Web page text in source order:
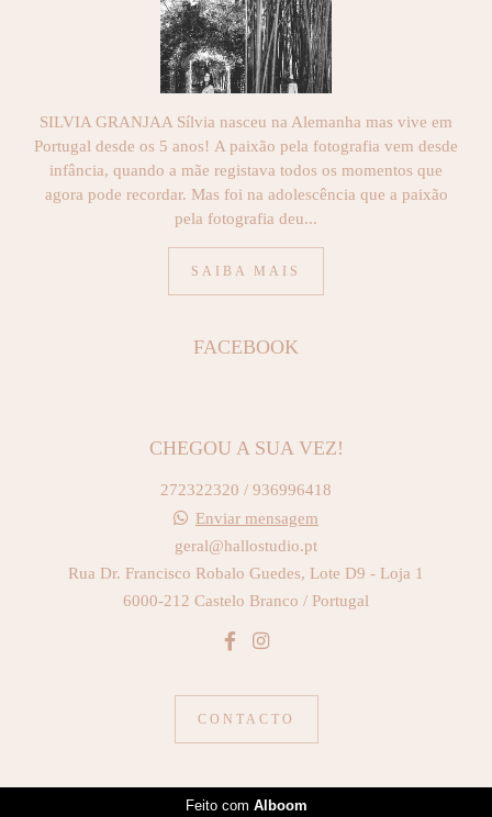
SILVIA GRANJAA Sílvia nasceu na Alemanha mas vive em
Portugal desde os 5 anos! A paixão pela fotografia vem desde
infância, quando a mãe registava todos os momentos que
agora pode recordar. Mas foi na adolescência que a paixão
pela fotografia deu...
SAIBA MAIS
FACEBOOK
CHEGOU A SUA VEZ!
272322320 / 936996418
Enviar mensagem
geral@hallostudio.pt
Rua Dr. Francisco Robalo Guedes, Lote D9 - Loja 1
6000-212 Castelo Branco / Portugal
CONTACTO
Feito com Alboom